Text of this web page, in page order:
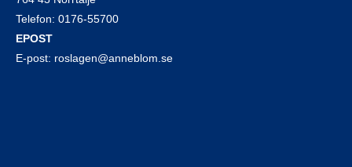
Telefon: 0176-55700
EPOST
E-post: roslagen@anneblom.se